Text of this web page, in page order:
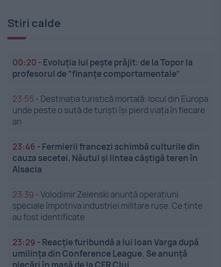
Stiri calde
00:20 - Evoluția lui pește prăjit: de la Topor la
profesorul de ”finanțe comportamentale”
23:55 - Destinația turistică mortală: locul din Europa
unde peste o sută de turiști își pierd viața în fiecare
an
23:46 - Fermierii francezi schimbă culturile din
cauza secetei. Năutul și lintea câștigă teren în
Alsacia
23:39 -Volodimir Zelenski anunță operațiuni
speciale împotriva industriei militare ruse. Ce ținte
au fost identificate
23:29 - Reacție furibundă a lui Ioan Varga după
umilința din Conference League. Se anunță
plecări în masă de la CFR Cluj